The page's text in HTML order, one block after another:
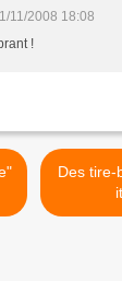
11/2008 18:08
!
Des tire-